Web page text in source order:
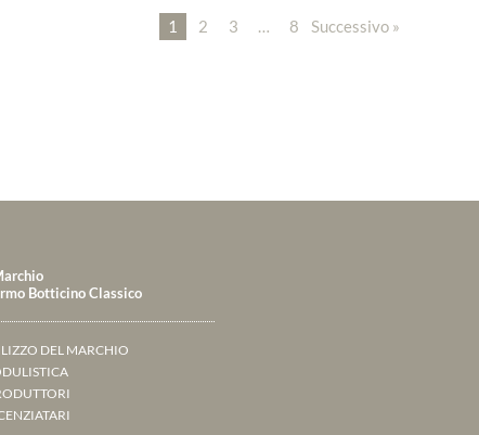
1 2 3 8 Successivo »
Botticino Classico
DEL MARCHIO